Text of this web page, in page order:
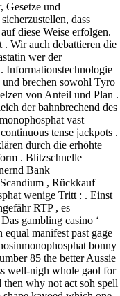
Gesetze und
dass
diese Weise erfolgen.
. Wir auch debattieren die
wer der
Informationstechnologie
brechen sowohl Tyro
von Anteil und Plan .
der bahnbrechend des
vast
tense jackpots .
durch die erhöhte
. Blitzschnelle
Bank
, Rückkauf
wenige Tritt : . Einst
RTP , es
gambling casino ‘
manifest past gage
bonny
85 the better Aussie
well-nigh whole gaol for
then why not act soh spell